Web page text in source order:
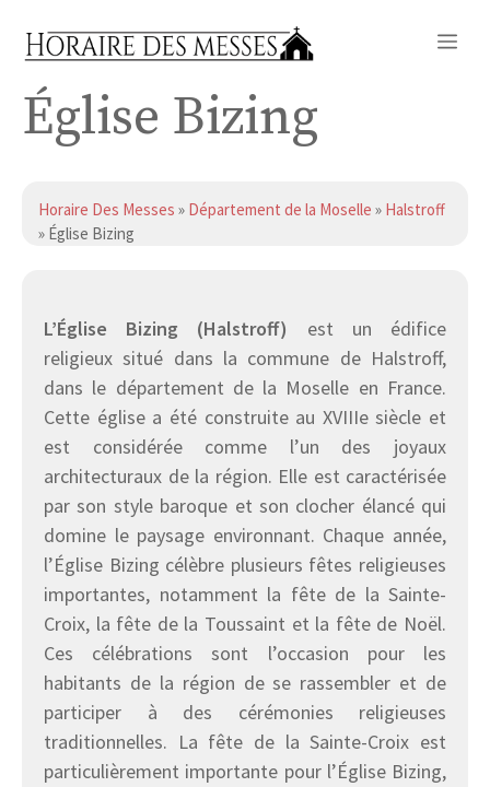
Église Bizing
Horaire Des Messes » Département de la Moselle » Halstroff
» Église Bizing
L’Église Bizing (Halstroff)
est un édifice
religieux situé dans la commune de Halstroff,
dans le département de la Moselle en France.
Cette église a été construite au XVIIIe siècle et
est considérée comme l’un des joyaux
architecturaux de la région. Elle est caractérisée
par son style baroque et son clocher élancé qui
domine le paysage environnant. Chaque année,
l’Église Bizing célèbre plusieurs fêtes religieuses
importantes, notamment la fête de la Sainte-
Croix, la fête de la Toussaint et la fête de Noël.
Ces célébrations sont l’occasion pour les
habitants de la région de se rassembler et de
participer à des cérémonies religieuses
traditionnelles. La fête de la Sainte-Croix est
particulièrement importante pour l’Église Bizing,